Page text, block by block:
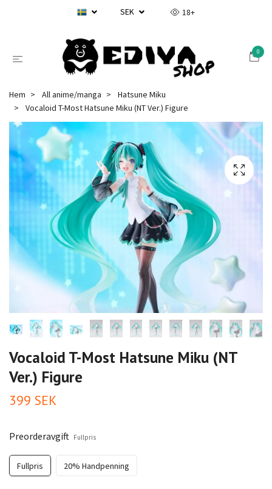
SEK 18+
0
Hem All anime/manga
Hatsune Miku
Vocaloid T-Most Hatsune Miku (NT Ver.) Figure
Vocaloid T-Most Hatsune Miku (NT
Ver.) Figure
399 SEK
Preorderavgift Fullpris
Fullpris 20% Handpenning